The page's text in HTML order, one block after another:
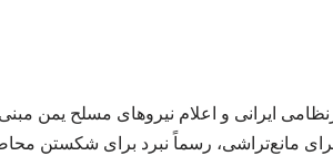
ایرانی و اعلام نیروهای مسلح یمن مبنی
مانع‌تراشی، رسماً نبرد برای شکستن